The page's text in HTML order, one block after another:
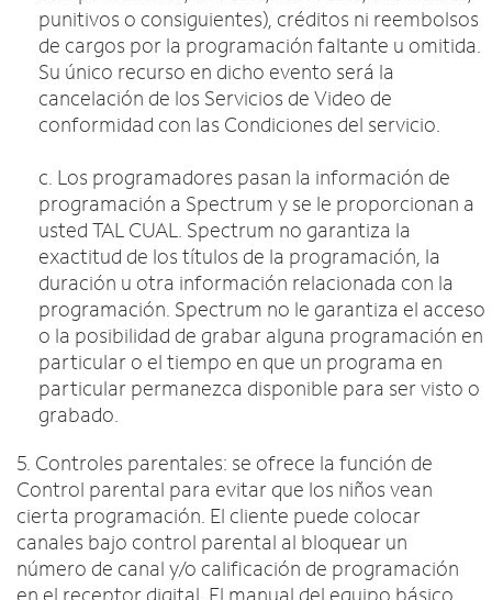
punitivos o consiguientes), créditos ni reembolsos
de cargos por la programación faltante u omitida.
Su único recurso en dicho evento será la
cancelación de los Servicios de Video de
conformidad con las Condiciones del servicio.
c. Los programadores pasan la información de
programación a Spectrum y se le proporcionan a
usted TAL CUAL. Spectrum no garantiza la
exactitud de los títulos de la programación, la
duración u otra información relacionada con la
programación. Spectrum no le garantiza el acceso
o la posibilidad de grabar alguna programación en
particular o el tiempo en que un programa en
particular permanezca disponible para ser visto o
grabado.
5. Controles parentales: se ofrece la función de
Control parental para evitar que los niños vean
cierta programación. El cliente puede colocar
canales bajo control parental al bloquear un
número de canal y/o calificación de programación
en el receptor digital. El manual del equipo básico